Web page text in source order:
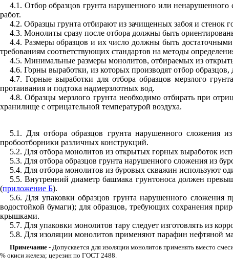
4.1. Отбор образцов грунта нарушенного или ненарушенного
работ.
4.2. Образцы грунта отбирают из зачищенных забоя и стенок
4.3. Монолиты сразу после отбора должны быть
4.4. Размеры образцов и их число должны быть достаточными
требованиям соответствующих стандартов на методы
4.5. Минимальные размеры монолитов, отбираемых из
4.6. Горны выработки, из которых производят отбор
4.7. Горные выработки для отбора образцов мерзлого
протаивания и подтока надмерзлотных вод.
4.8.Образцы мерзлого грунта необходимо отбирать при
хранилище с отрицательной температурой воздуха.
5.1 . Для отбора образцов грунта нарушенного сложения
пробоотборники различных конструкций.
5.2. Для отбора монолитов из открытых горных выработок
5.3. Для отбора образцов грунта нарушенного сложения из
5.4. Для отбора монолитов из буровых скважин используют
5.5. Внутренний диаметр башмака грунтоноса должен
(приложение Б).
5.6. Для упаковки образцов грунта нарушенного сложения
водостойкой бумаги); для образцов, требующих сохранения
крышками.
5.7. Для упаковки монолитов тару следует изготовлять из
5.8. Для изоляции монолитов применяют парафин нефтяной
Примечание- Допускается для изоляции монолитов применять вместо
% окиси железа; церезин по ГОСТ 2488.